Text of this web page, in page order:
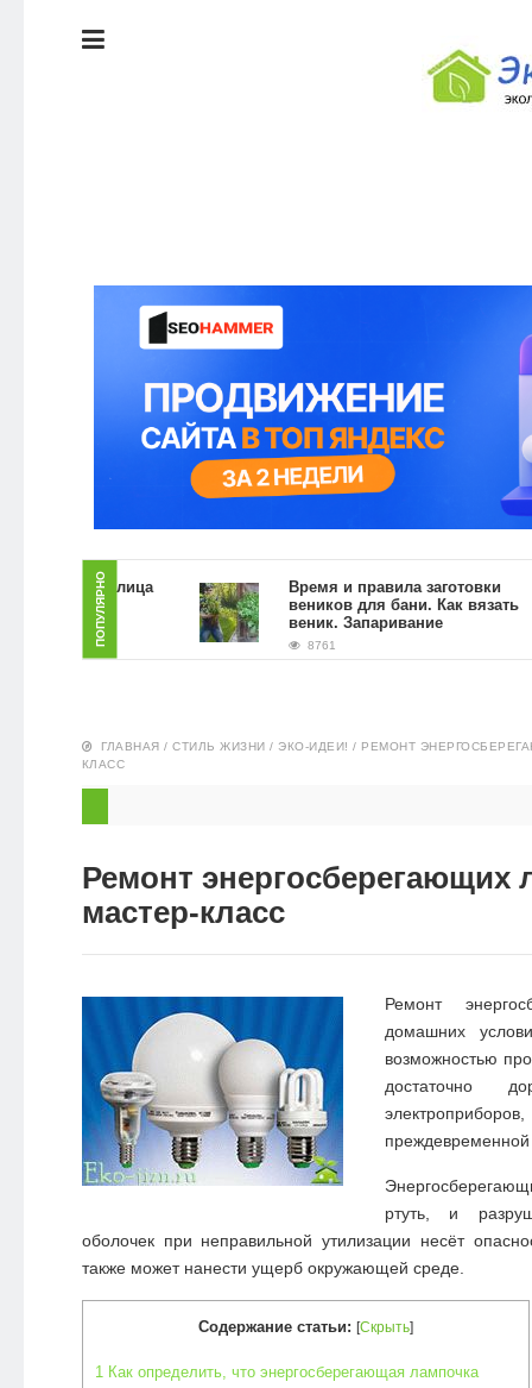
ЭКОЛОГИЯ
СТИЛЬ
ДОМА
КРАСОТА И
ПИТАНИЕ
НОВОСТИ
ПОПУЛЯРНО
Время и правила заготовки
веников для бани. Как вязать
веник. Запаривание
8761
ГЛАВНАЯ /СТИЛЬ ЖИЗНИ / ЭКО-ИДЕИ! / РЕМОНТ
КЛАСС
Ремонт энергосберегающих
мастер-класс
Ремонт
домашних
возможностью
достаточно
преждевременной
ртуть, и
оболочек при неправильной утилизации несёт
также может нанести ущерб окружающей среде.
Содержание статьи: [Скрыть]
1 Как определить, что энергосберегающая лампочка